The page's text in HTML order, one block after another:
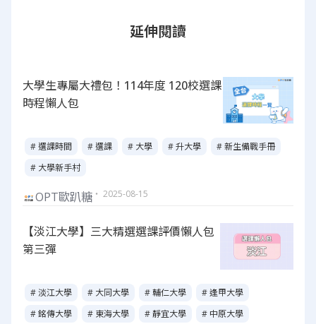
延伸閱讀
大學生專屬大禮包！114年度 120校選課
時程懶人包
# 選課時間 # 選課 # 大學 # 升大學
# 新生備戰手冊
# 大學新手村
OPT歐趴糖 ・ 2025-08-15
【淡江大學】三大精選選課評價懶人包
第三彈
# 淡江大學 # 大同大學 # 輔仁大學
# 逢甲大學
# 銘傳大學
# 東海大學 # 靜宜大學
# 中原大學